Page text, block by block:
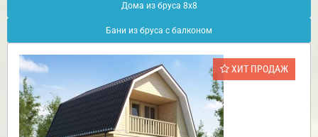
Дома из бруса 8х8
Бани из бруса с балконом
ХИТ ПРОДАЖ